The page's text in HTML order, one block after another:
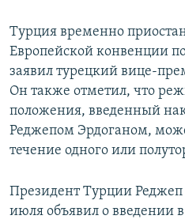
Турция временно
Европейской конвенции
заявил турецкий вице-
Он также отметил, что
положения, введенный
Реджепом Эрдоганом,
течение одного или
Президент Турции Реджеп
июля объявил о введении